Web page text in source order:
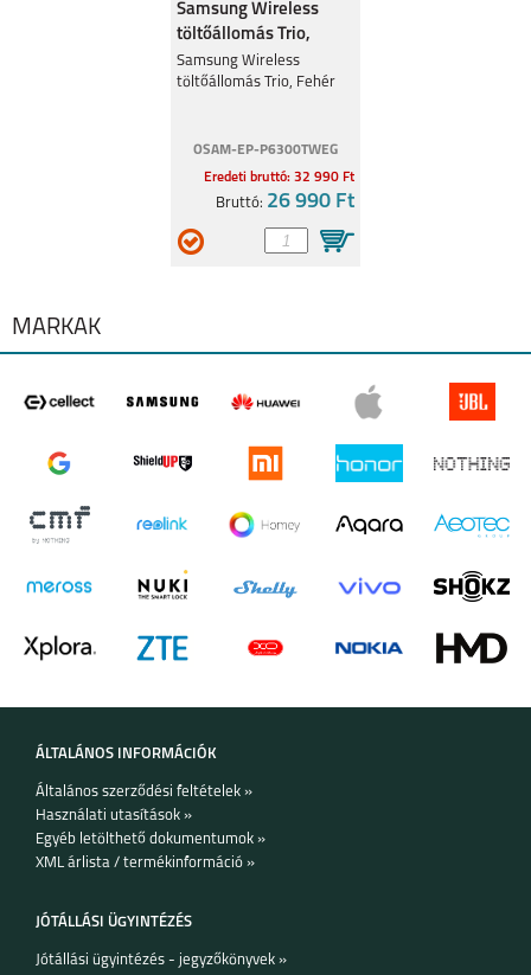
Samsung Wireless
töltőállomás Trio,
Fehér
Samsung Wireless
töltőállomás Trio, Fehér
OSAM-EP-P6300TWEG
Eredeti bruttó: 32 990 Ft
Bruttó: 26 990 Ft
MÁRKÁK
ÁLTALÁNOS INFORMÁCIÓK
Általános szerződési feltételek »
Használati utasítások »
Egyéb letölthető dokumentumok »
XML árlista / termékinformáció »
JÓTÁLLÁSI ÜGYINTÉZÉS
Jótállási ügyintézés - jegyzőkönyvek »